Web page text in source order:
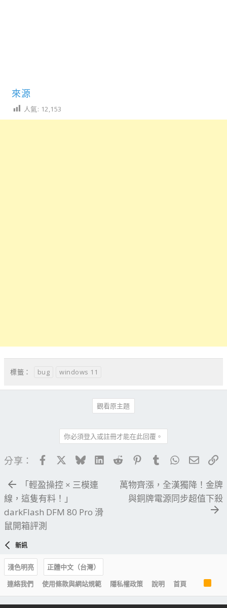
來源
人氣: 12,153
標籤： bug windows 11
觀看原主題
你必須登入或註冊才能在此回覆。
分享： FacebookBlueskyLinkedIn
Reddit PinterestTumblrWhatsApp
電子
「輕盈操控 × 三模連
線，這隻有料！」
darkFlash DFM 80 Pro 滑
鼠開箱評測
萬物齊漲，全漢獨降！金牌
與銅牌電源同步超值下殺
新訊
淺色明亮
正體中文（台灣）
連絡我們
使用條款與網站規範 隱私權政策 說明 首頁
R
S
S